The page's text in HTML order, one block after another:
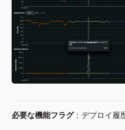
必要な機能フラグ：デプロイ履